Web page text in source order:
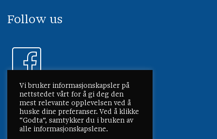
Follow us
Vi bruker informasjonskapsler på
nettstedet vårt for å gi deg den
mest relevante opplevelsen ved å
huske dine preferanser. Ved å klikke
“Godta”, samtykker du i bruken av
alle informasjonskapslene.